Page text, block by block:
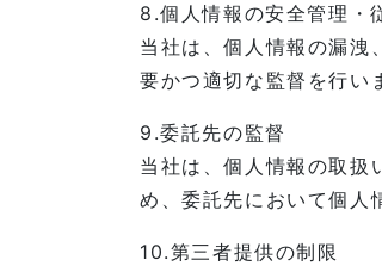
8.個人情報の安全管理・
当社は、個人情報の漏洩
要かつ適切な監督を行い
9.委託先の監督
当社は、個人情報の取扱
め、委託先において個人
10.第三者提供の制限